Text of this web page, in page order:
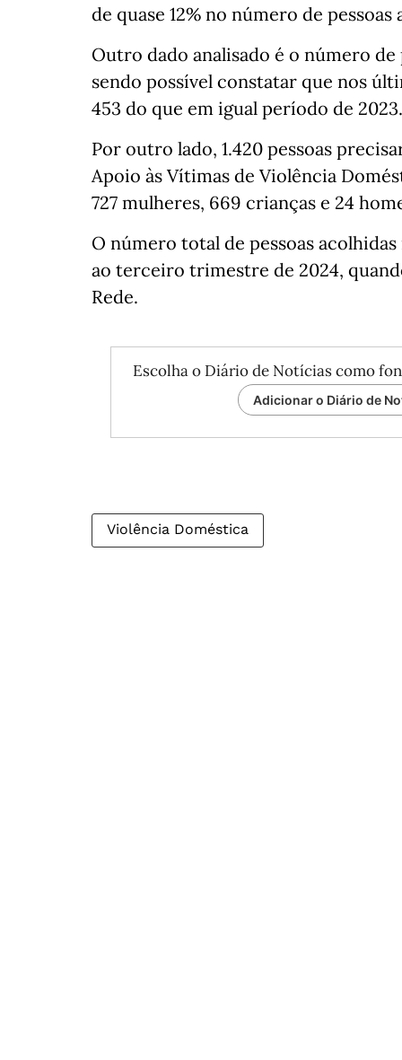
de quase 12% no número de
Outro dado analisado é o número
sendo possível constatar que nos
453 do que em igual período de 2023.
Por outro lado, 1.420 pessoas
Apoio às Vítimas de Violência
727 mulheres, 669 crianças e 24
O número total de pessoas
ao terceiro trimestre de 2024,
Rede.
Escolha o Diário de Notícias como
Adicionar o Diário de
Violência Doméstica